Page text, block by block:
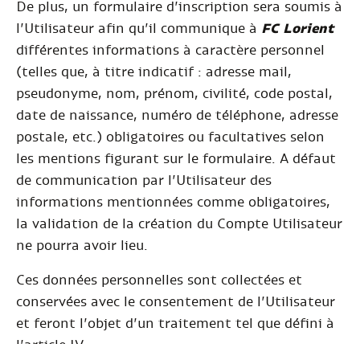
De plus, un formulaire d’inscription sera soumis à
l’Utilisateur afin qu’il communique à FC Lorient
différentes informations à caractère personnel
(telles que, à titre indicatif : adresse mail,
pseudonyme, nom, prénom, civilité, code postal,
date de naissance, numéro de téléphone, adresse
postale, etc.) obligatoires ou facultatives selon
les mentions figurant sur le formulaire. A défaut
de communication par l’Utilisateur des
informations mentionnées comme obligatoires,
la validation de la création du Compte Utilisateur
ne pourra avoir lieu.
Ces données personnelles sont collectées et
conservées avec le consentement de l’Utilisateur
et feront l’objet d’un traitement tel que défini à